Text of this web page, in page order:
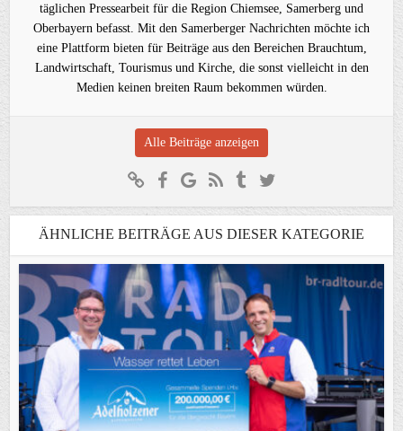
täglichen Pressearbeit für die Region Chiemsee, Samerberg und
Oberbayern befasst. Mit den Samerberger Nachrichten möchte ich
eine Plattform bieten für Beiträge aus den Bereichen Brauchtum,
Landwirtschaft, Tourismus und Kirche, die sonst vielleicht in den
Medien keinen breiten Raum bekommen würden.
Alle Beiträge anzeigen
ÄHNLICHE BEITRÄGE AUS DIESER KATEGORIE